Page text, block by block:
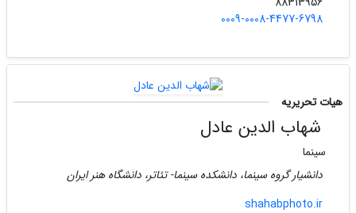
0009-0008-4477-6798
هیات تحریریه
شهاب الدین عادل
سینما
دانشیار گروه سینما، دانشکده سینما- تئاتر، دانشگاه هنر ایران
shahabphoto.ir